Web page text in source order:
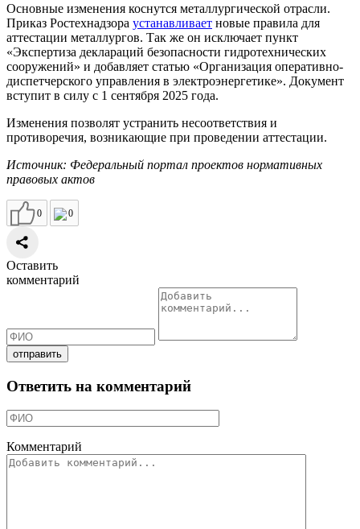
Основные изменения коснутся металлургической отрасли.
Приказ Ростехнадзора устанавливает новые правила для
аттестации металлургов. Так же он исключает пункт
«Экспертиза деклараций безопасности гидротехнических
сооружений» и добавляет статью «Организация оперативно-
диспетчерского управления в электроэнергетике». Документ
вступит в силу с 1 сентября 2025 года.
Изменения позволят устранить несоответствия и
противоречия, возникающие при проведении аттестации.
Источник: Федеральный портал проектов нормативных
правовых актов
0 0
Оставить
комментарий
Ответить на комментарий
Комментарий